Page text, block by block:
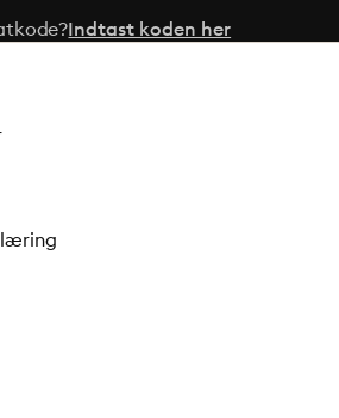
Indtast koden her